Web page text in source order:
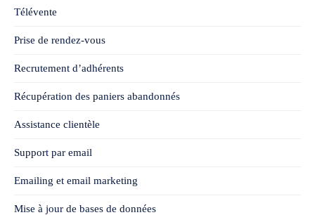
Télévente
Prise de rendez-vous
Recrutement d’adhérents
Récupération des paniers abandonnés
Assistance clientèle
Support par email
Emailing et email marketing
Mise à jour de bases de données